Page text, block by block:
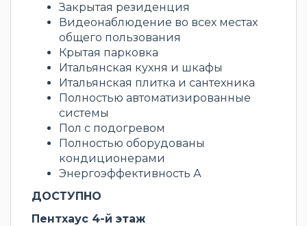
Закрытая резиденция
Видеонаблюдение во всех местах
общего пользования
Крытая парковка
Итальянская кухня и шкафы
Итальянская плитка и сантехника
Полностью автоматизированные
системы
Пол с подогревом
Полностью оборудованы
кондиционерами
Энергоэффективность А
ДОСТУПНО
Пентхаус 4-й этаж